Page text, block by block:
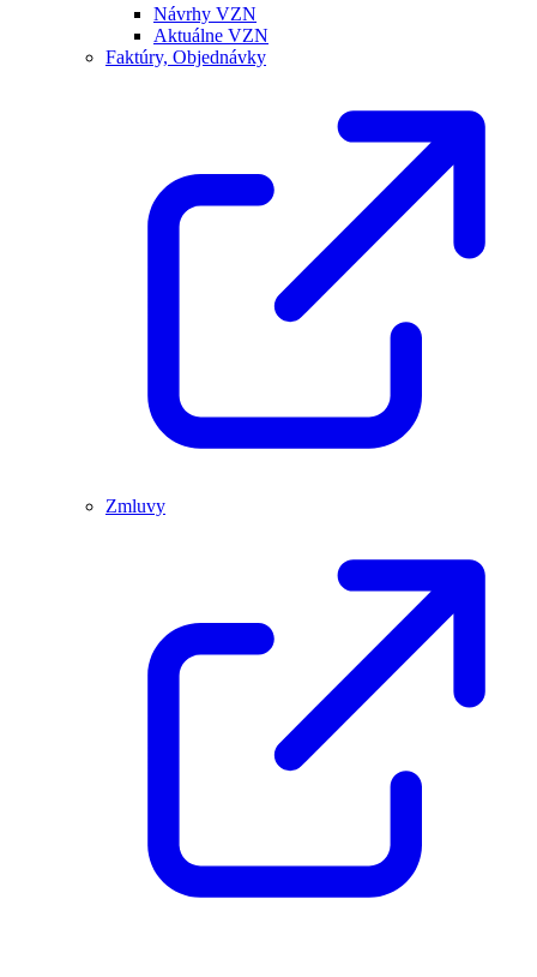
Návrhy VZN
Aktuálne VZN
Faktúry, Objednávky
Zmluvy